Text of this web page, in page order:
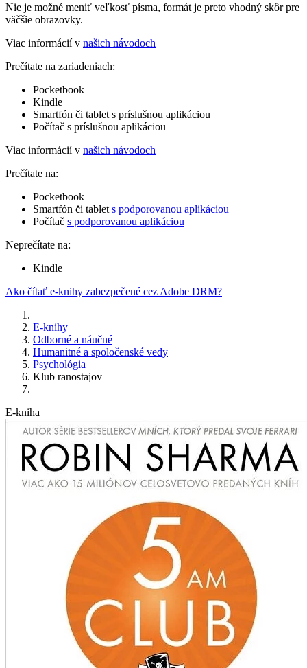
Nie je možné meniť veľkosť písma, formát je preto vhodný skôr pre
väčšie obrazovky.
Viac informácií v našich návodoch
Prečítate na zariadeniach:
Pocketbook
Kindle
Smartfón či tablet s príslušnou aplikáciou
Počítač s príslušnou aplikáciou
Viac informácií v našich návodoch
Prečítate na:
Pocketbook
Smartfón či tablet s podporovanou aplikáciou
Počítač s podporovanou aplikáciou
Neprečítate na:
Kindle
Ako čítať e-knihy zabezpečené cez Adobe DRM?
E-knihy
Odborné a náučné
Humanitné a spoločenské vedy
Psychológia
Klub ranostajov
E-kniha